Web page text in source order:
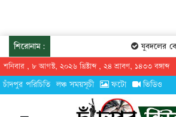
শিরোনাম: যুবদলের
শনিবার , ৮ আগস্ট, ২০২৬ খ্রিষ্টাব্দ , ২৪ শ্রাবণ, ১৪৩৩ বঙ্গাব্দ
চাঁদপুর পরিচিতি লঞ্চ সময়সূচী ফটো ভিডিও